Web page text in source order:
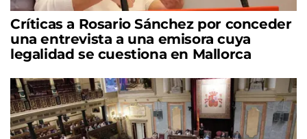
Críticas a Rosario Sánchez por conceder
una entrevista a una emisora cuya
legalidad se cuestiona en Mallorca